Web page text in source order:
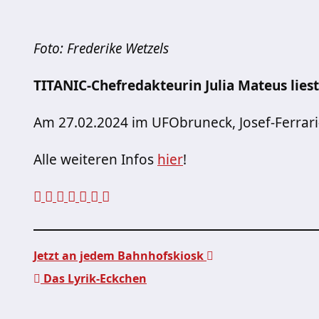
Foto: Frederike Wetzels
TITANIC-Chefredakteurin Julia Mateus
Am 27.02.2024 im UFObruneck, Josef-
Alle weiteren Infos hier!
Jetzt an jedem Bahnhofskiosk
Das Lyrik-Eckchen